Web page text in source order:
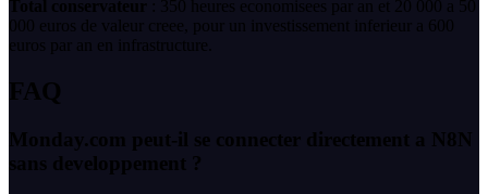
Total conservateur
: 350 heures economisees par an et 20 000 a 50
000 euros de valeur creee, pour un investissement inferieur a 600
euros par an en infrastructure.
FAQ
Monday.com peut-il se connecter directement a N8N
sans developpement ?